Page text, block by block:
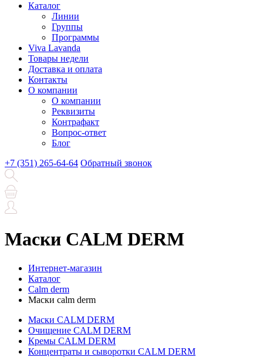
Каталог
Линии
Группы
Программы
Viva Lavanda
Товары недели
Доставка и оплата
Контакты
О компании
О компании
Реквизиты
Контрафакт
Вопрос-ответ
Блог
+7 (351) 265-64-64 Обратный звонок
Маски CALM DERM
Интернет-магазин
Каталог
Calm derm
Маски calm derm
Маски CALM DERM
Очищение CALM DERM
Кремы CALM DERM
Концентраты и сыворотки CALM DERM